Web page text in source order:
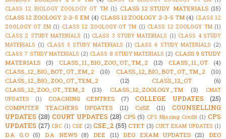
CLASS 12 BIOLOGY ZOOLOGY OT TM (1) CLASS 12 STUDY MATERIALS (15)
CLASS 12 ZOOLOGY 2-3-5 EM (4) CLASS 12 ZOOLOGY 2-3-5 TM (4) CLASS 12
ZOOLOGY OT EM (1) CLASS 12 ZOOLOGY OT TM (1) CLASS 12 ZOOLOGY TM (1)
CLASS 2 STUDY MATERIALS (1) CLASS 3 STUDY MATERIALS (1) CLASS 4 STUDY
MATERIALS (1) CLASS 5 STUDY MATERIALS (1) CLASS 6 STUDY MATERIALS (2)
CLASS 7 STUDY MATERIALS (2) CLASS 8 STUDY MATERIALS (2) CLASS 9 STUDY
MATERIALS
(3) CLASS_11_BIO_ZOO_OT_TM_2 (12) CLASS_11_OT
(4)
CLASS_12_BIO_BOT_OT_EM_2
(10) CLASS_12_BIO_BOT_OT_TM_2
(10)
CLASS_12_BIO_ZOO_OT_TEM_2
(12) CLASS_12_OT
(6)
CLASS_12_ZOO_OT_TEM_2
(13) CLASS_12_ZOOLOGY_TM (3)
CMAT
UPDATES
(1) COACHING CENTRES (7) COLLEGE UPDATES (25)
COMPUTER TEACHERS UPDATES (11) CoSE (11)
COUNSELLING
UPDATES (28) COURT UPDATES (28) CPS (5) CPS Missing Credit (1) CPS
UPDATES (27) CRC (1) CSE (2) CSE_2 (55) CTET (3) CUET EXAM UPDATES (1)
D.A G.O (5) D.A NEWS (8) DEE (11) DEO EXAM UPDATES (21)
DEO